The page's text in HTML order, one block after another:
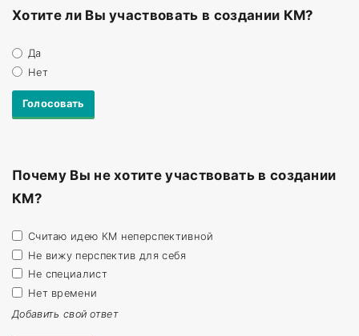
Хотите ли Вы участвовать в создании КМ?
Да
Нет
Почему Вы не хотите участвовать в создании
КМ?
Считаю идею КМ неперспективной
Не вижу перспектив для себя
Не специалист
Нет времени
Добавить свой ответ